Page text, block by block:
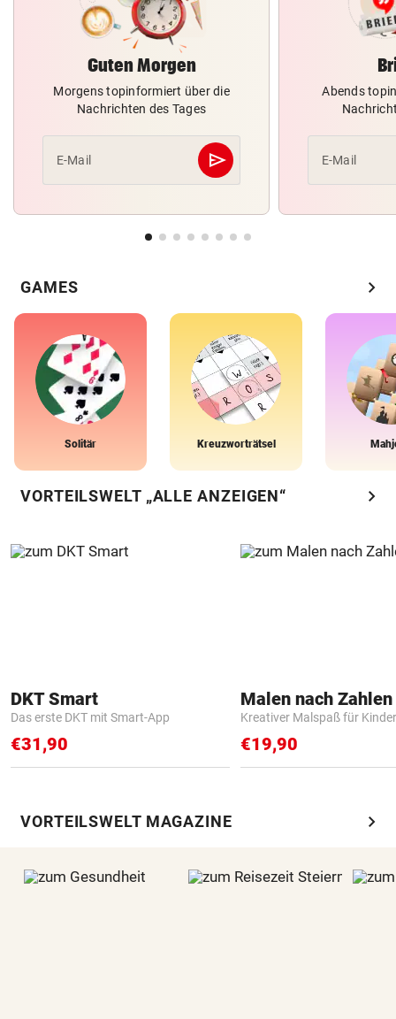
Guten Morgen
Morgens topinformiert über die
Nachrichten des Tages
E-Mail send
Abschicken
Abends
E-Mail
GAMES chevron_right
Solitär Kreuzworträtsel
VORTEILSWELT „ALLE ANZEIGEN“ chevron_right
DKT Smart
Das erste DKT mit Smart-App
€31,90
Kreativer Malspaß für Kinder
€19,90
VORTEILSWELT MAGAZINE chevron_right